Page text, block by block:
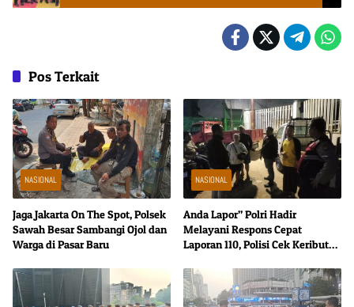
Pos Terkait
NASIONAL
Jaga Jakarta On The Spot, Polsek
Sawah Besar Sambangi Ojol dan
Warga di Pasar Baru
NASIONAL
Anda Lapor” Polri Hadir
Melayani Respons Cepat
Laporan 110, Polisi Cek Keributan